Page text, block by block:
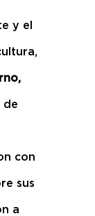
y el
de
con
sus
a